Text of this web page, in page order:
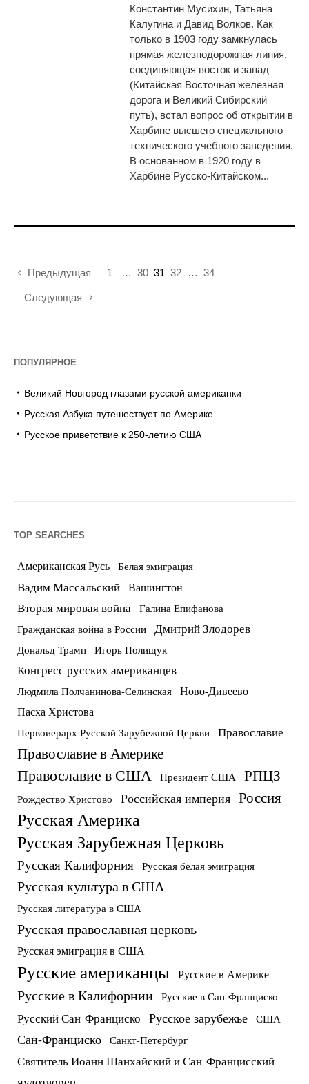
Константин Мусихин, Татьяна
Калугина и Давид Волков. Как
только в 1903 году замкну­лась
прямая железнодорожная ли­ния,
соединяющая восток и запад
(Китайская Восточная железная
дорога и Великий Сибирский
путь), встал вопрос об открытии в
Харбине выс­шего специального
технического учебного заведения.
В основанном в 1920 году в
Харбине Русско-Ки­тайском...
Предыдущая 1 … 30 31 32 … 34
Следующая
ПОПУЛЯРНОЕ
Великий Новгород глазами русской американки
Русская Азбука путешествует по Америке
Русское приветствие к 250-летию США
TOP SEARCHES
Американская Русь Белая эмиграция
Вадим Массальский Вашингтон
Вторая мировая война Галина Епифанова
Гражданская война в России Дмитрий Злодорев
Дональд Трамп Игорь Полищук
Конгресс русских американцев
Людмила Полчанинова-Селинская Ново-Дивеево
Пасха Христова
Первоиерарх Русской Зарубежной Церкви Православие
Православие в Америке
Православие в США Президент США РПЦЗ
Рождество Христово Российская империя Россия
Русская Америка
Русская Зарубежная Церковь
Русская Калифорния Русская белая эмиграция
Русская культура в США
Русская литература в США
Русская православная церковь
Русская эмиграция в США
Русские американцы Русские в Америке
Русские в Калифорнии Русские в Сан-Франциско
Русский Сан-Франциско Русское зарубежье США
Сан-Франциско Санкт-Петербург
Святитель Иоанн Шанхайский и Сан-Францисский